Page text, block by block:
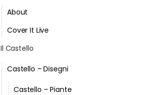
About
Cover It Live
Il Castello
Castello – Disegni
Castello – Piante